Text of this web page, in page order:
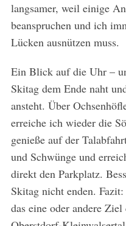
langsamer, weil einige
beanspruchen und ich
Lücken ausnützen muss.
Ein Blick auf die Uhr –
Skitag dem Ende naht
ansteht. Über
erreiche ich wieder die
genieße auf der
und Schwünge und
direkt den Parkplatz.
Skitag nicht enden.
das eine oder andere